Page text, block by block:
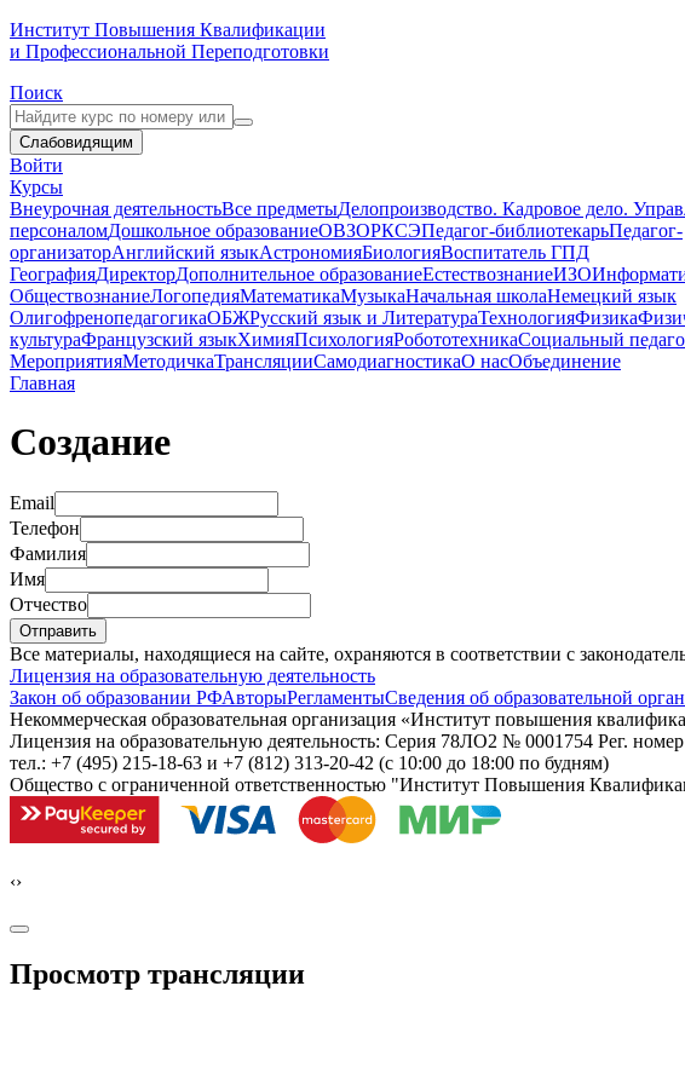
Институт Повышения Квалификации
и Профессиональной Переподготовки
Поиск
Слабовидящим
Войти
Курсы
Внеурочная деятельностьВсе предметыДелопроизводство. Кадровое дело.
персоналомДошкольное образованиеОВЗОРКСЭПедагог-библиотекарьПедагог-
организаторАнглийский языкАстрономияБиологияВоспитатель ГПД
ГеографияДиректорДополнительное образованиеЕстествознаниеИЗО
ОбществознаниеЛогопедияМатематикаМузыкаНачальная школаНемецкий язык
ОлигофренопедагогикаОБЖРусский язык и ЛитератураТехнологияФизика
культураФранцузский языкХимияПсихологияРобототехникаСоциальный
МероприятияМетодичкаТрансляцииСамодиагностикаО насОбъединение
Главная
Создание
Email
Телефон
Фамилия
Имя
Отчество
Отправить
Все материалы, находящиеся на сайте, охраняются в соответствии с
Лицензия на образовательную деятельность
Закон об образовании РФАвторыРегламентыСведения об образовательной
Некоммерческая образовательная организация «Институт повышения
Лицензия на образовательную деятельность: Серия 78ЛО2 № 0001754 Рег.
тел.: +7 (495) 215-18-63 и +7 (812) 313-20-42 (с 10:00 до 18:00 по будням)
Общество с ограниченной ответственностью "Институт Повышения
‹›
Просмотр трансляции